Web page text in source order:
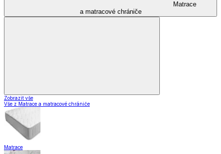
Matrace
a matracové chrániče
Zobrazit vše
Vše z Matrace a matracové chrániče
Matrace